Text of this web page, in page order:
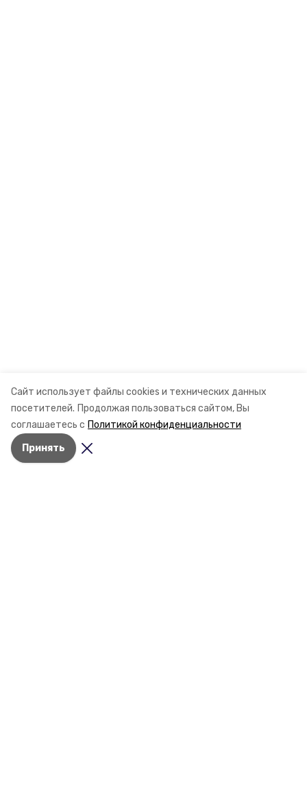
Сайт использует файлы cookies и технических данных
посетителей. Продолжая пользоваться сайтом, Вы
соглашаетесь с Политикой конфиденциальности
Принять